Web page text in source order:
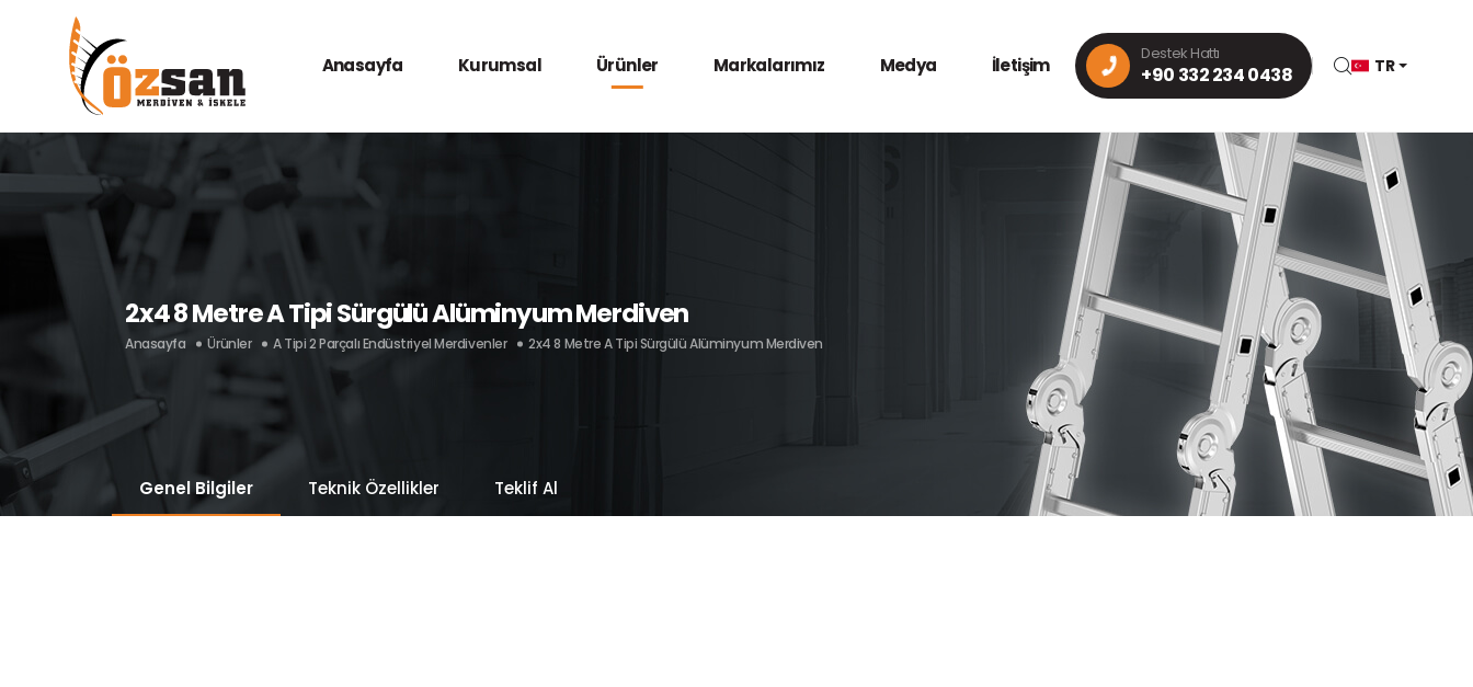
Anasayfa Kurumsal Ürünler Markalarımız Medya İletişim
Destek Hattı
+90 332 234 0438 TR
2x4 8 Metre A Tipi Sürgülü Alüminyum Merdiven
Anasayfa Ürünler A Tipi 2 Parçalı Endüstriyel Merdivenler 2x4 8 Metre A Tipi Sürgülü Alüminyum Merdiven
Genel Bilgiler Teknik Özellikler Teklif Al